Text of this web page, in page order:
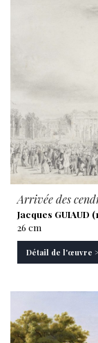
Arrivée des
Jacques GUIAUD
26 cm
Détail de l'œuvre >